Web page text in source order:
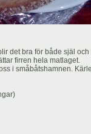
det bra för både själ och
firren hela matlaget.
i småbåtshamnen.